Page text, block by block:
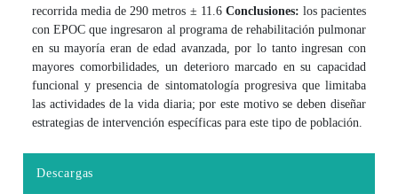
recorrida media de 290 metros ± 11.6 Conclusiones: los pacientes
con EPOC que ingresaron al programa de rehabilitación pulmonar
en su mayoría eran de edad avanzada, por lo tanto ingresan con
mayores comorbilidades, un deterioro marcado en su capacidad
funcional y presencia de sintomatología progresiva que limitaba
las actividades de la vida diaria; por este motivo se deben diseñar
estrategias de intervención específicas para este tipo de población.
Descargas